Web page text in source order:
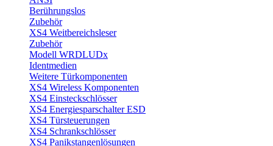
Berührungslos
Zubehör
XS4 Weitbereichsleser
Zubehör
Modell WRDLUDx
Identmedien
Weitere Türkomponenten
XS4 Wireless Komponenten
XS4 Einsteckschlösser
XS4 Energiesparschalter ESD
XS4 Türsteuerungen
XS4 Schrankschlösser
XS4 Panikstangenlösungen